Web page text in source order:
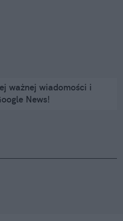
ważnej wiadomości i
News!